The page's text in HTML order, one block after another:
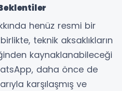
henüz resmi bir
teknik aksaklıkların
kaynaklanabileceği
daha önce de
karşılaşmış ve